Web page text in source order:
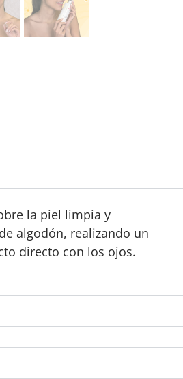
la piel limpia y
algodón, realizando un
directo con los ojos.